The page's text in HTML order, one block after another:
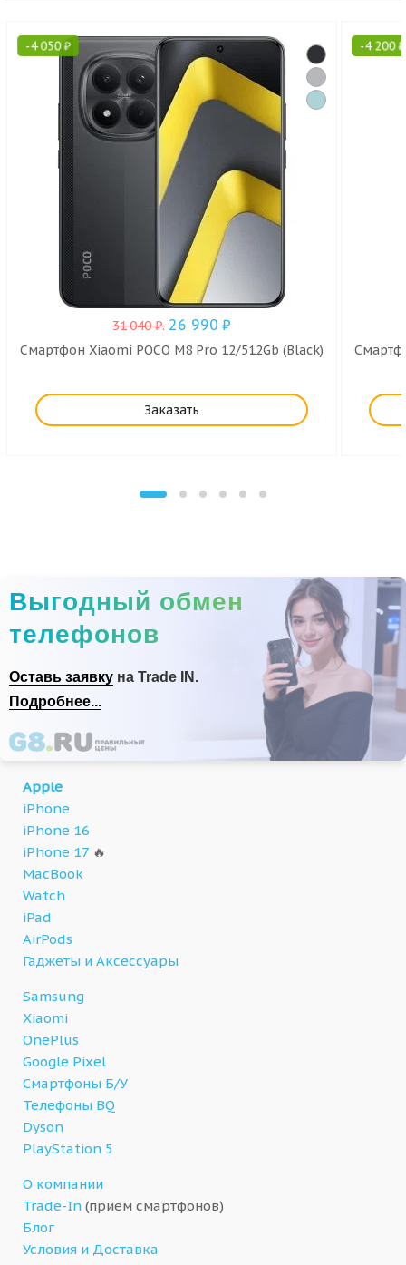
-4 050₽
31 040₽. 26 990₽
Смартфон Xiaomi POCO M8 Pro 12/512Gb (Black)
Заказать
-4 200₽
Выгодный обмен
телефонов
Оставь заявку на Trade IN.
Подробнее...
Apple
iPhone
iPhone 16
iPhone 17 🔥
MacBook
Watch
iPad
AirPods
Гаджеты и Аксессуары
Samsung
Xiaomi
OnePlus
Google Pixel
Смартфоны Б/У
Телефоны BQ
Dyson
PlayStation 5
О компании
Trade-In (приём смартфонов)
Блог
Условия и Доставка